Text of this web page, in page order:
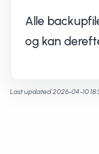
Alle
og kan
Last updated 2026-04-10